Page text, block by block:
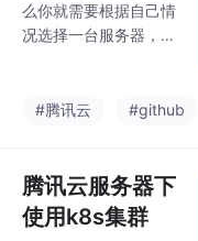
么你就需要根据自己情
况选择一台服务器，举
认证的时候，最好选择
择个人实名吧。一般来
说，如果企业法人非常
容易配合你做认证，你
#腾讯云 #github
腾讯云服务器下
使用k8s集群